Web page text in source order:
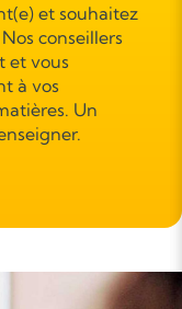
et souhaitez
conseillers
et vous
à vos
Un